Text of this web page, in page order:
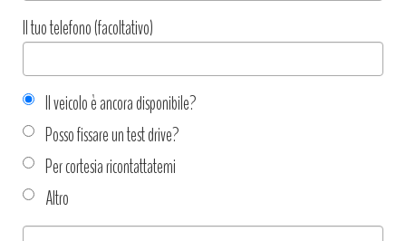
Il tuo telefono (facoltativo)
Il veicolo è ancora disponibile?
Posso fissare un test drive?
Per cortesia ricontattatemi
Altro
Tipo